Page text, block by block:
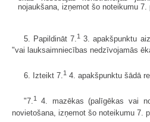
nojaukšana, izņemot šo noteikumu 7.
5. Papildināt 7.1 3. apakšpunktu
"vai lauksaimniecības nedzīvojamās
6. Izteikt 7.1 4. apakšpunktu šādā
"7.1 4. mazēkas (palīgēkas vai
novietošana, izņemot šo noteikumu 7.